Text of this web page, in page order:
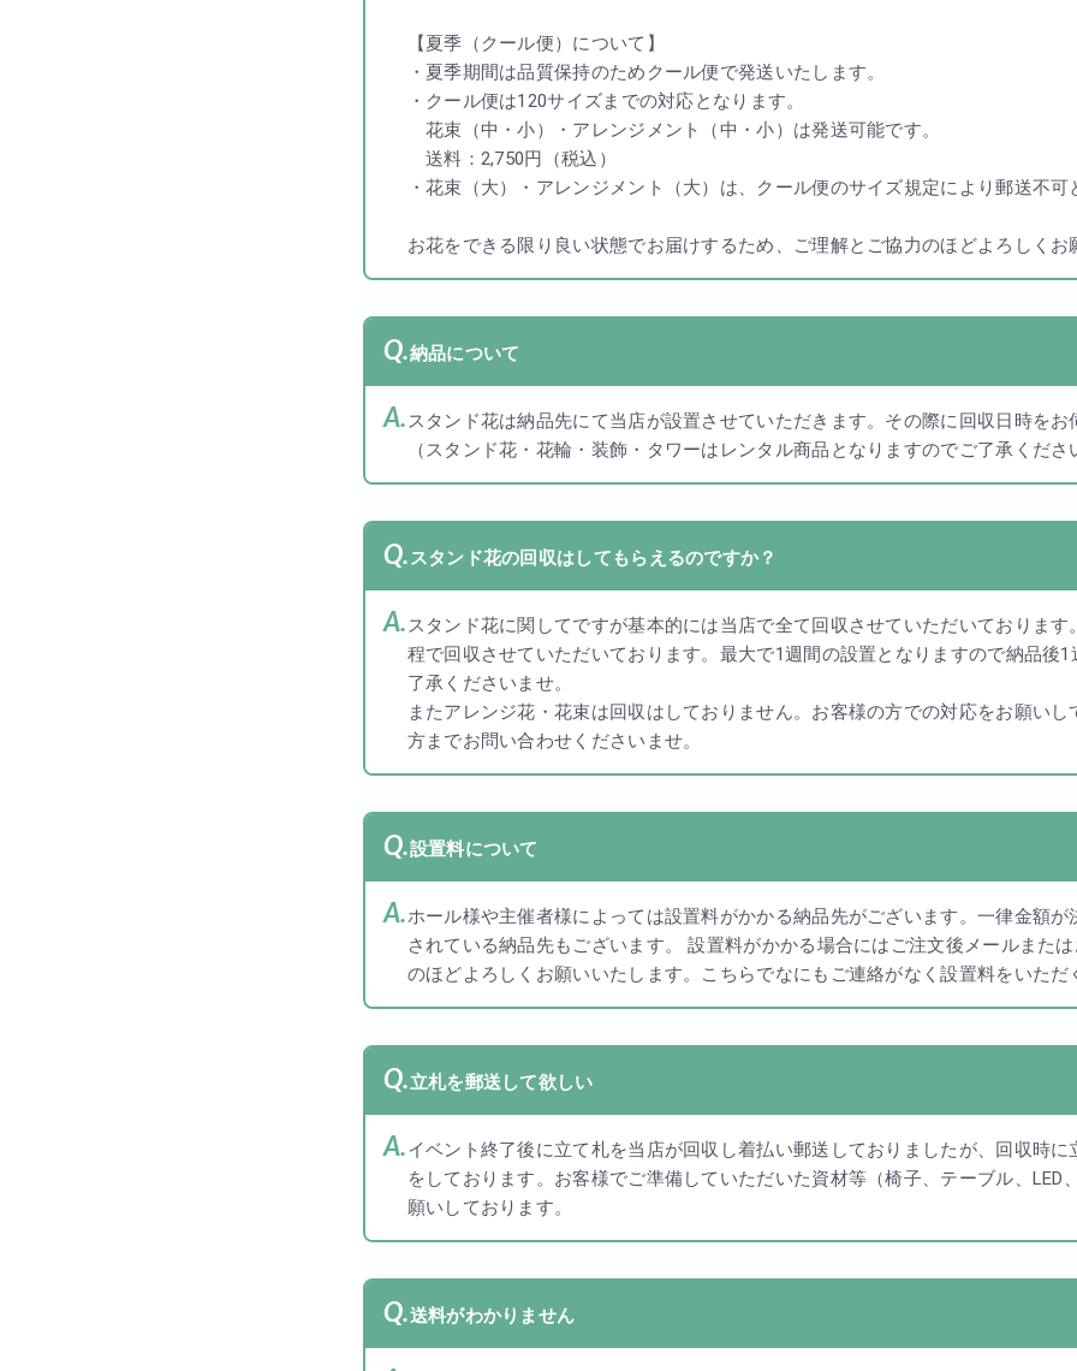
【夏季（クール便）について】
・夏季期間は品質保持のためクール便で発送いたします。
・クール便は120サイズまでの対応となります。
花束（中・小）・アレンジメント（中・小）は発送可能です。
送料：2,750円（税込）
・花束（大）・アレンジメント（大）は、クール便のサイズ規定により郵送不可
お花をできる限り良い状態でお届けするため、ご理解とご協力のほどよろしくお
納品について
スタンド花は納品先にて当店が設置させていただきます。その際に回収日時を
（スタンド花・花輪・装飾・タワーはレンタル商品となりますのでご了承くださ
スタンド花の回収はしてもらえるのですか？
スタンド花に関してですが基本的には当店で全て回収させていただいておりま
程で回収させていただいております。最大で1週間の設置となりますので納品
了承くださいませ。
またアレンジ花・花束は回収はしておりません。お客様の方での対応をお願い
方までお問い合わせくださいませ。
設置料について
ホール様や主催者様によっては設置料がかかる納品先がございます。一律金額
されている納品先もございます。 設置料がかかる場合にはご注文後メールまた
のほどよろしくお願いいたします。こちらでなにもご連絡がなく設置料をいただ
立札を郵送して欲しい
イベント終了後に立て札を当店が回収し着払い郵送しておりましたが、回収時
をしております。お客様でご準備していただいた資材等（椅子、テーブル、
願いしております。
送料がわかりません